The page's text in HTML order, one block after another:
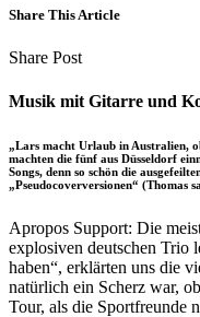
Facebook
to
via
Share This Article
Share PostShare
Facebook
Copy
to
Send
via
Musik mit Gitarre und
„Lars macht Urlaub in Australien,
machten die fünf aus Düsseldorf
Songs, denn so schön die
„Pseudocoverversionen“ (Thomas
Apropos Support: Die
explosiven deutschen Trio
haben“, erklärten uns die
natürlich ein Scherz war,
Tour, als die Sportfreunde